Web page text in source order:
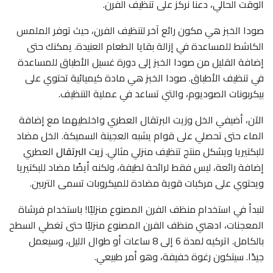
الوقت الحالي، دعنا نركز على تنظيف الفرن.
صودا الخبز هي مكون رائع آخر لتنظيف الفرن، حيث توفر الملمس
الكاشط للمساعدة في إزالة بقايا الطعام العنيدة. يمكنك حتى
إضافة القليل من صودا الخبز إلى دورة غسيل الأطباق للمساعدة
في تنظيف الأطباق. صودا الخبز هي مادة كيميائية تحتوي على
بيكربونات الصوديوم، والتي تساعد في عملية التنظيف.
الآن، أضيفي الخل وزيت البرتقال العطري واخلطيهما مع إضافة
الماء حتى تحصلي على قوام يشبه العجينة السميكة. الخل مضاد
للبكتيريا ويشكل منتج تنظيف منزلي مثالي.زيت البرتقال العطري
إضافة رائعة، ليس فقط لرائحة لطيفة، ولكنه أيضًا مضاد للبكتيريا
ويحتوي على مركبات قوية مضادة للميكروبات تسمى التربين.
لنبدأ في استخدام منظف الفرن المصنوع منزليًا! باستخدام فرشاة
المعجنات، ادهني منظف الفرن المصنوع منزليًا حتى تغطي السطح
بالكامل. اتركيه لمدة 6 إلى 8 ساعات أو طوال الليل، وسيعمل
جيدًا. سيتكون رغوة خفيفة، وهو أمر طبيعي.